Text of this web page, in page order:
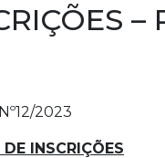
–
2023
INSCRIÇÕES